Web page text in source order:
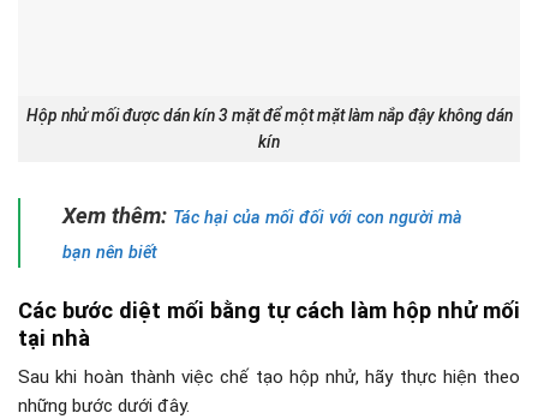
Hộp nhử mối được dán kín 3 mặt để một mặt làm nắp đậy không dán
kín
Xem thêm: Tác hại của mối đối với con người mà
bạn nên biết
Các bước diệt mối bằng tự cách làm hộp nhử mối
tại nhà
Sau khi hoàn thành việc chế tạo hộp nhử, hãy thực hiện theo
những bước dưới đây.